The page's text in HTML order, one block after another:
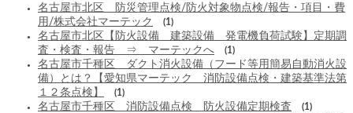
名古屋市北区 防災管理点検/防火対象物点検/報告・項目・費
用/株式会社マーテック
(1)
名古屋市北区【防火設備 建築設備 発電機負荷試験】定期調
査・検査・報告 ⇒ マーテックへ
(1)
名古屋市千種区 ダクト消火設備（フード等用簡易自動消火設
備）とは？【愛知県マーテック 消防設備点検・建築基準法第
１２条点検】
(1)
名古屋市千種区 消防設備点検 防火設備定期検査 (1)